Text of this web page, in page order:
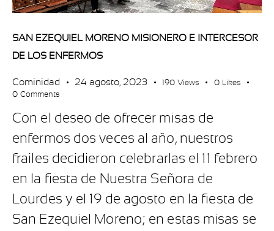
SAN EZEQUIEL MORENO MISIONERO E INTERCESOR
DE LOS ENFERMOS
Cominidad 24 agosto, 2023 190 Views 0 Likes
0 Comments
Con el deseo de ofrecer misas de
enfermos dos veces al año, nuestros
frailes decidieron celebrarlas el 11 febrero
en la fiesta de Nuestra Señora de
Lourdes y el 19 de agosto en la fiesta de
San Ezequiel Moreno; en estas misas se